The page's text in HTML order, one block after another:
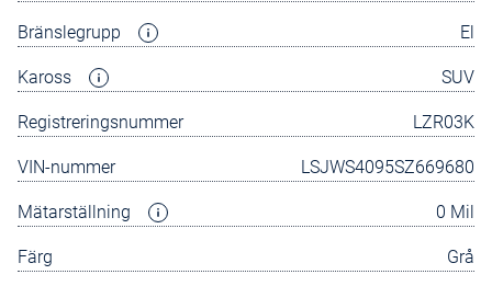
Bränslegrupp El
Kaross SUV
Registreringsnummer LZR03K
VIN-nummer LSJWS4095SZ669680
Mätarställning 0 Mil
Färg Grå